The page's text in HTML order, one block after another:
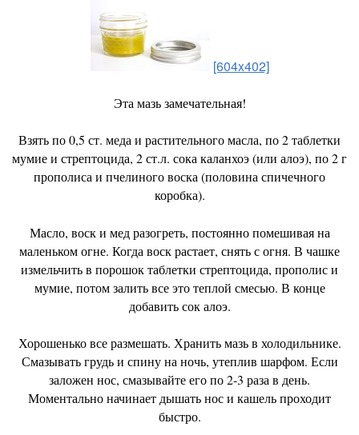
[604x402]
Эта мазь замечательная!
Взять по 0,5 ст. меда и растительного масла, по 2 таблетки
мумие и стрептоцида, 2 ст.л. сока каланхоэ (или алоэ), по 2 г
прополиса и пчелиного воска (половина спичечного
коробка).
Масло, воск и мед разогреть, постоянно помешивая на
маленьком огне. Когда воск растает, снять с огня. В чашке
измельчить в порошок таблетки стрептоцида, прополис и
мумие, потом залить все это теплой смесью. В конце
добавить сок алоэ.
Хорошенько все размешать. Хранить мазь в холодильнике.
Смазывать грудь и спину на ночь, утеплив шарфом. Если
заложен нос, смазывайте его по 2-3 раза в день.
Моментально начинает дышать нос и кашель проходит
быстро.